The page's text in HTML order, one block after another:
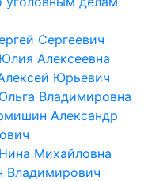
Сергеевич
Алексеевна
Юрьевич
Владимировна
Александр
Михайловна
Владимирович